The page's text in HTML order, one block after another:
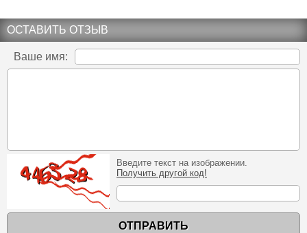
ОСТАВИТЬ ОТЗЫВ
Ваше имя:
Введите текст на изображении.
Получить другой код!
ОТПРАВИТЬ